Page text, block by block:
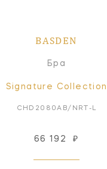
BASDEN
Бра
Signature Collection
CHD2080AB/NRT-L
66 192 ₽